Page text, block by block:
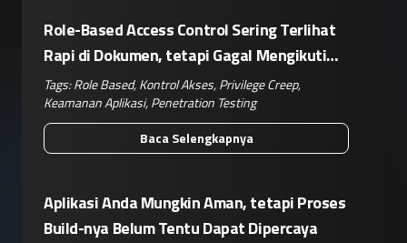
Role-Based Access Control Sering Terlihat
Rapi di Dokumen, tetapi Gagal Mengikuti
Operasional Nyata
Tags:Role Based,Kontrol Akses,Privilege Creep,
Keamanan Aplikasi,Penetration Testing
Baca Selengkapnya
Aplikasi Anda Mungkin Aman, tetapi Proses
Build-nya Belum Tentu Dapat Dipercaya